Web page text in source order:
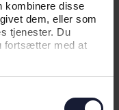
kombinere disse
dem, eller som
tjenester. Du
fortsætter med at